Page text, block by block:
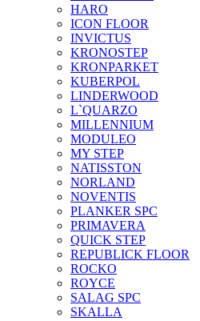
HARO
ICON FLOOR
INVICTUS
KRONOSTEP
KRONPARKET
KUBERPOL
LINDERWOOD
L`QUARZO
MILLENNIUM
MODULEO
MY STEP
NATISSTON
NORLAND
NOVENTIS
PLANKER SPC
PRIMAVERA
QUICK STEP
REPUBLICK FLOOR
ROCKO
ROYCE
SALAG SPC
SKALLA